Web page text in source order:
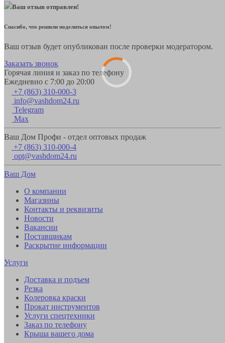
Ваш отзыв отправлен!
Спасибо, что решили поделиться опытом!
Ваш отзыв будет опубликован после проверки модератором.
Заказать звонок
Горячая линия и заказ по телефону
Ежедневно с 7:00 до 20:00
+7 (863) 310-000-3
info@vashdom24.ru
Telegram
Max
Ваш Дом Профи - отдел оптовых продаж
+7 (863) 310-000-4
opt@vashdom24.ru
Ваш Дом
О компании
Магазины
Контакты и реквизиты
Новости
Вакансии
Поставщикам
Раскрытие информации
Услуги
Доставка и подъем
Резка
Колеровка краски
Прокат инструментов
Услуги спецтехники
Заказ по телефону
Крыша вашего дома